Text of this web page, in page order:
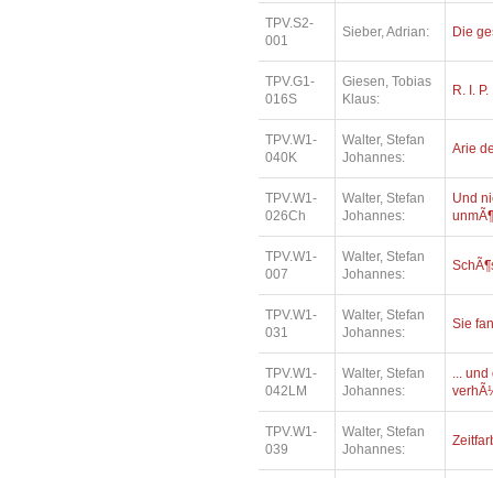
TPV.S2-
001
Sieber, Adrian: Die
TPV.G1-
016S
Giesen, Tobias
Klaus:
R. I. P.
TPV.W1-
040K
Walter, Stefan
Johannes:
Arie
TPV.W1-
026Ch
Walter, Stefan
Johannes:
Und
TPV.W1-
007
Walter, Stefan
Johannes:
TPV.W1-
031
Walter, Stefan
Johannes:
Sie
TPV.W1-
042LM
Walter, Stefan
Johannes:
... und
TPV.W1-
039
Walter, Stefan
Johannes: